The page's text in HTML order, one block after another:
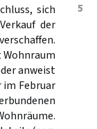
5
sich
der
anweist
im Februar